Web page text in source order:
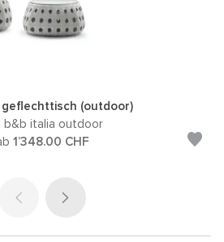
(outdoor)
b&b italia outdoor
1’348.00 CHF